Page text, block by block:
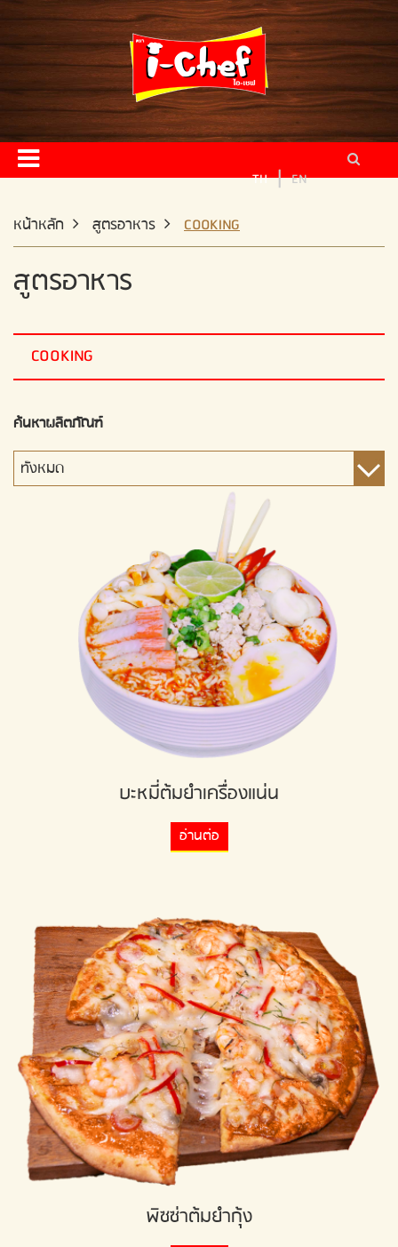
TH | EN
หน้าหลัก สูตรอาหาร COOKING
สูตรอาหาร
COOKING
ค้นหาผลิตภัณฑ์
บะหมี่ต้มยำเครื่องแน่น
อ่านต่อ
พิซซ่าต้มยำกุ้ง
หน้าหลัก
ผลิตภัณฑ์
สูตรอาหาร
ข่าวสารและกิจกรรม
ติดต่อเรา
ผู้จัดจำหน่าย
แผนผังเว็บไซต์